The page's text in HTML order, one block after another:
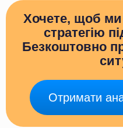
Хочете, щоб
стратегію
Безкоштовно
Отримати